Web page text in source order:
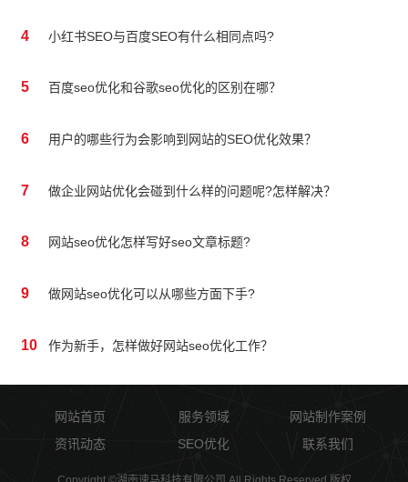
4 小红书SEO与百度SEO有什么相同点吗?
5 百度seo优化和谷歌seo优化的区别在哪？
6 用户的哪些行为会影响到网站的SEO优化效果？
7 做企业网站优化会碰到什么样的问题呢?怎样解决？
8 网站seo优化怎样写好seo文章标题?
9 做网站seo优化可以从哪些方面下手?
10 作为新手，怎样做好网站seo优化工作？
网站首页 服务领域
网站制作案例
资讯动态
SEO优化 联系我们